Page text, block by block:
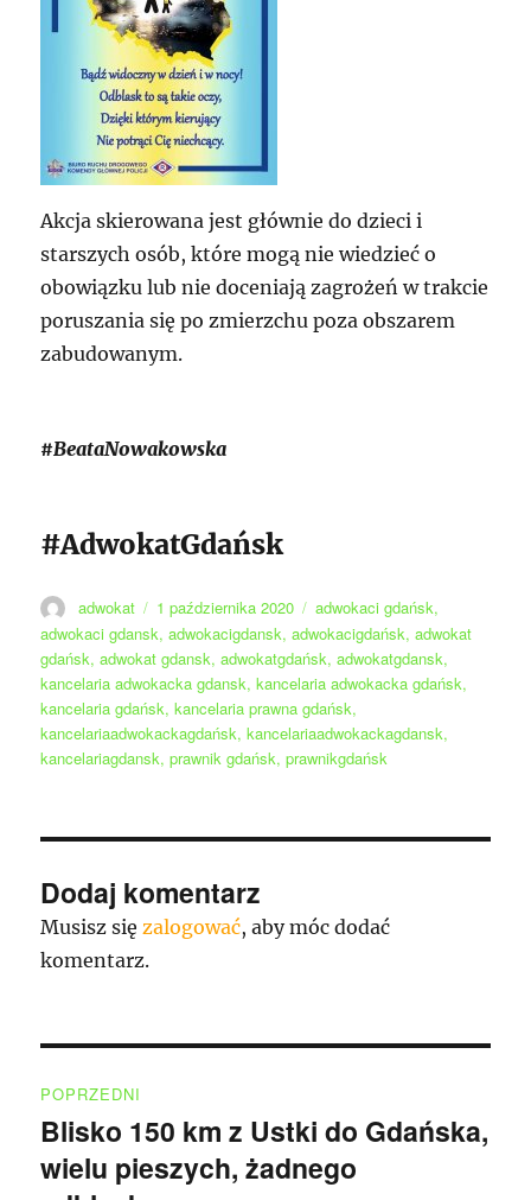
Akcja skierowana jest głównie do dzieci i
starszych osób, które mogą nie wiedzieć o
obowiązku lub nie doceniają zagrożeń w trakcie
poruszania się po zmierzchu poza obszarem
zabudowanym.
#BeataNowakowska
#AdwokatGdańsk
Autor
adwokat
Data
publikacji
1 października 2020 Tagi
adwokaci gdańsk,
adwokaci gdansk,adwokacigdansk,adwokacigdańsk,adwokat
gdańsk,adwokat gdansk,adwokatgdańsk,adwokatgdansk,
kancelaria adwokacka gdansk,kancelaria adwokacka gdańsk,
kancelaria gdańsk,kancelaria prawna gdańsk,
kancelariaadwokackagdańsk,kancelariaadwokackagdansk,
kancelariagdansk,prawnik gdańsk,prawnikgdańsk
Dodaj komentarz
Musisz sięzalogować, aby móc dodać
komentarz.
wpisu
POPRZEDNI
Poprzedni
wpis:
Blisko 150 km z Ustki do Gdańska,
wielu pieszych, żadnego